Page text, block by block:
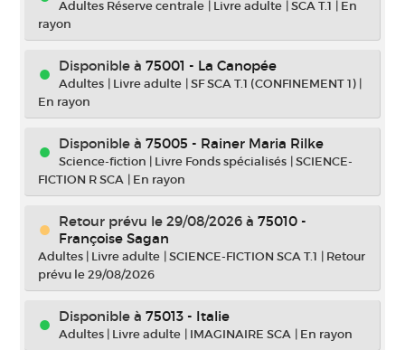
Adultes Réserve centrale | Livre adulte |SCA T.1 | En
rayon
Disponible à 75001 - La Canopée
Adultes | Livre adulte |SF SCA T.1 (CONFINEMENT 1) |
En rayon
Disponible à 75005 - Rainer Maria Rilke
Science-fiction | Livre Fonds spécialisés |SCIENCE-
FICTION R SCA | En rayon
Retour prévu le 29/08/2026 à 75010 -
Françoise Sagan
Adultes | Livre adulte |SCIENCE-FICTION SCA T.1 | Retour
prévu le 29/08/2026
Disponible à 75013 - Italie
Adultes | Livre adulte | IMAGINAIRE SCA | En rayon